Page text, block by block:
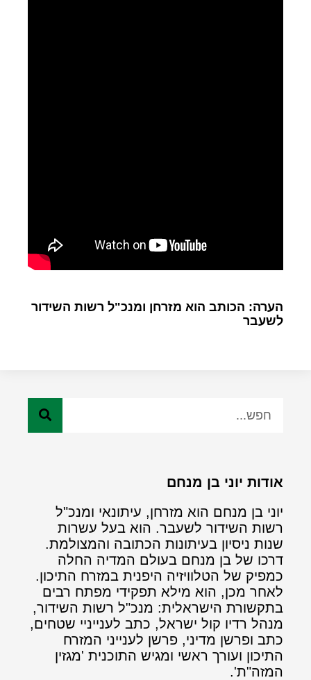
הערה: הכותב הוא מזרחן ומנכ"ל רשות השידור
לשעבר
אודות יוני בן מנחם
יוני בן מנחם הוא מזרחן, עיתונאי ומנכ"ל
רשות השידור לשעבר. הוא בעל עשרות
שנות ניסיון בעיתונות הכתובה והמצולמת.
דרכו של בן מנחם בעולם המדיה החלה
כמפיק של הטלוויזיה היפנית במזרח התיכון.
לאחר מכן, הוא מילא תפקידי מפתח רבים
בתקשורת הישראלית: מנכ"ל רשות השידור,
מנהל רדיו קול ישראל, כתב לענייניי שטחים,
כתב ופרשן מדיני, פרשן לענייני המזרח
התיכון ועורך ראשי ומגיש התוכנית 'מגזין
המזה"ת'.